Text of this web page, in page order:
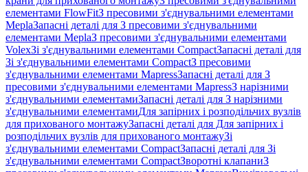
елементами FlowFitЗ пресовими з'єднувальними елементами
MeplaЗапасні деталі для З пресовими з'єднувальними
елементами MeplaЗ пресовими з'єднувальними елементами
VolexЗі з'єднувальними елементами CompactЗапасні деталі для
Зі з'єднувальними елементами CompactЗ пресовими
з'єднувальними елементами MapressЗапасні деталі для З
пресовими з'єднувальними елементами MapressЗ нарізними
з'єднувальними елементамиЗапасні деталі для З нарізними
з'єднувальними елементамиДля запірних і розподільчих вузлів
для прихованого монтажуЗапасні деталі для Для запірних і
розподільчих вузлів для прихованого монтажуЗі
з'єднувальними елементами CompactЗапасні деталі для Зі
з'єднувальними елементами CompactЗворотні клапаниЗ